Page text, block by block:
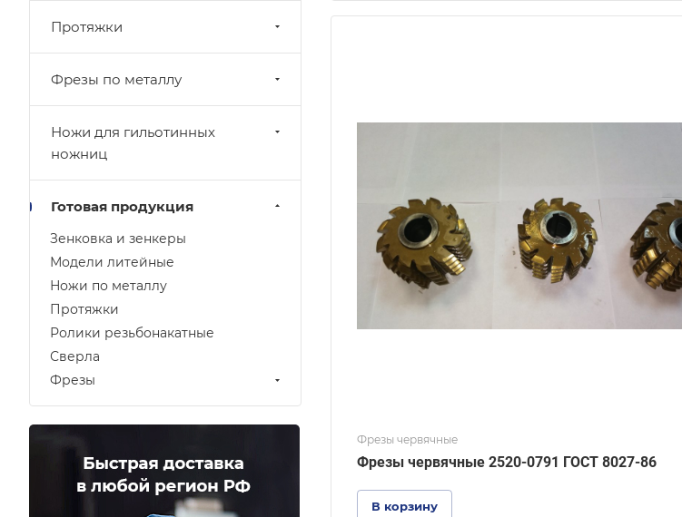
Фрезы червячные
Фрезы червячные 2520-0791 ГОСТ 8027-86
В корзину
Протяжки
Фрезы по металлу
Ножи для гильотинных
ножниц
Готовая продукция
Зенковка и зенкеры
Модели литейные
Ножи по металлу
Протяжки
Ролики резьбонакатные
Сверла
Фрезы